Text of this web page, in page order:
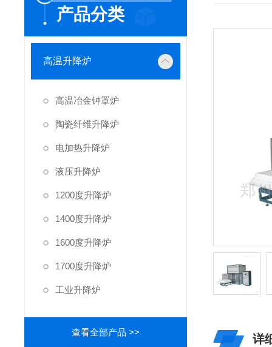
产品分类
高温升降炉
高温冶金钟罩炉
陶瓷纤维升降炉
电加热升降炉
液压升降炉
1200度升降炉
1400度升降炉
1600度升降炉
1700度升降炉
工业升降炉
查看全部产品 >>
详